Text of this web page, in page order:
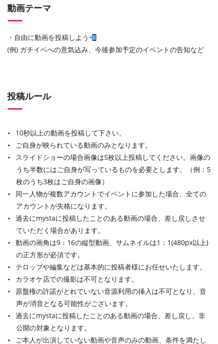
動画テーマ
・自由に動画を投稿しよう
(例) ガチイベへの意気込み、今後参加予定のイベントの告知など
投稿ルール
10秒以上の動画を投稿して下さい。
ご自身が映られている動画のみとなります。
スライドショーの場合画像は5枚以上投稿してください。画像の
うち半数にはご自身が写っているものを必要とします。（例：5
枚のうち3枚はご自身の画像）
同一人物が複数アカウントでイベントに参加した場合、全ての
アカウントが失格になります。
過去にmystaに投稿したことのある動画の場合、差し戻しさせ
ていただく場合があります。
動画の画角は9：16の縦型動画、サムネイルは1：1(480px以上)
の正方形が必須です。
テロップや編集などは基本的に投稿者様にお任せいたします。
カラオケ店での撮影は不可となります。
原盤権の許諾がとれていない音源利用の挿入は不可となり、音
声が消音となる可能性がございます。
過去にmystaに投稿したことのある動画の場合、差し戻し、非
公開の対象となります。
ご本人が出演していない動画や音声のみの動画、条件を満たし